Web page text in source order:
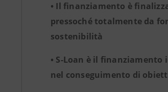
• Il finanziamento è
pressoché totalmente da
sostenibilità
• S-Loan è il
nel conseguimento di